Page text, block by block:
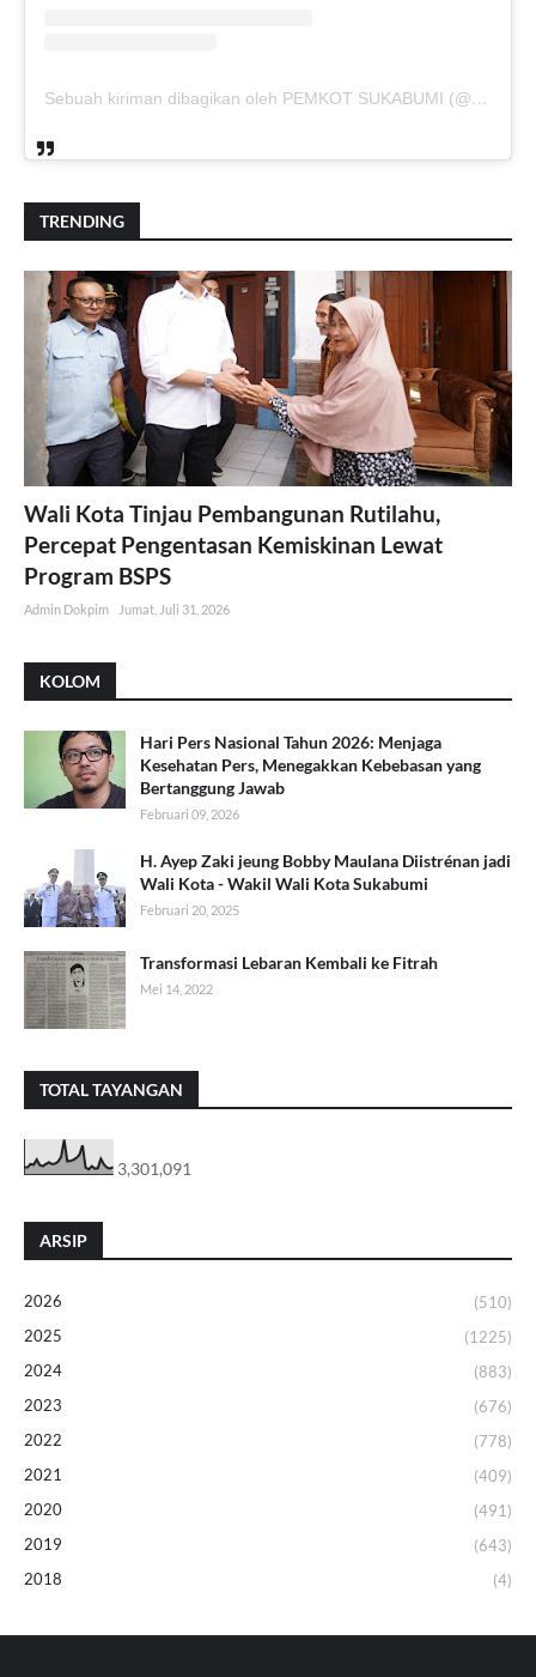
Sebuah kiriman dibagikan oleh PEMKOT SUKABUMI (@pemkotsukabumi_)
TRENDING
Wali Kota Tinjau Pembangunan Rutilahu,
Percepat Pengentasan Kemiskinan Lewat
Program BSPS
Admin Dokpim Jumat, Juli 31, 2026
KOLOM
Hari Pers Nasional Tahun 2026: Menjaga
Kesehatan Pers, Menegakkan Kebebasan yang
Bertanggung Jawab
Februari 09, 2026
H. Ayep Zaki jeung Bobby Maulana Diistrénan jadi
Wali Kota - Wakil Wali Kota Sukabumi
Februari 20, 2025
Transformasi Lebaran Kembali ke Fitrah
Mei 14, 2022
TOTAL TAYANGAN
3,301,091
ARSIP
2026
(510)
2025
(1225)
2024
(883)
2023
(676)
2022
(778)
2021
(409)
2020
(491)
2019
(643)
2018
(4)